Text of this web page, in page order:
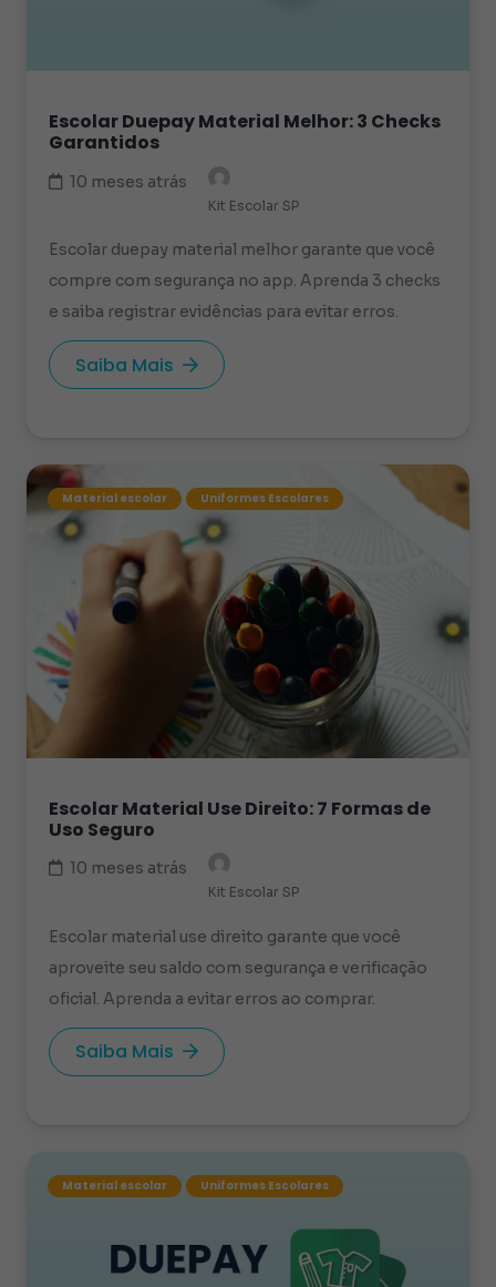
Escolar Duepay Material Melhor: 3 Checks
Garantidos
10 meses atrás
Kit Escolar SP
Escolar duepay material melhor garante que você
compre com segurança no app. Aprenda 3 checks
e saiba registrar evidências para evitar erros.
Saiba Mais
Material escolar Uniformes Escolares
Escolar Material Use Direito: 7 Formas de
Uso Seguro
10 meses atrás
Kit Escolar SP
Escolar material use direito garante que você
aproveite seu saldo com segurança e verificação
oficial. Aprenda a evitar erros ao comprar.
Saiba Mais
Material escolar Uniformes Escolares